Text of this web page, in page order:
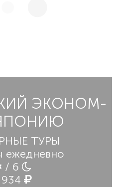
ЭКОНОМ-
ТУРЫ
ежедневно
/ 6